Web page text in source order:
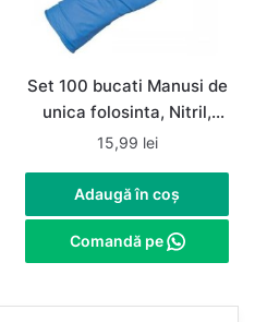
Set 100 bucati Manusi de
unica folosinta, Nitril,
nepudrate, albastre,
15,99 lei
Adaugă în coș
Comandă pe